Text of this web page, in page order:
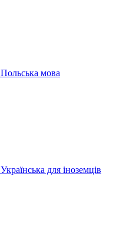
Польська мова
Українська для іноземців